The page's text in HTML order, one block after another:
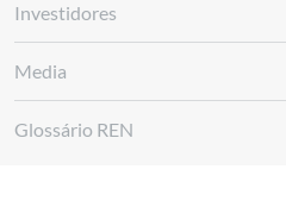
Investidores
Media
Glossário REN